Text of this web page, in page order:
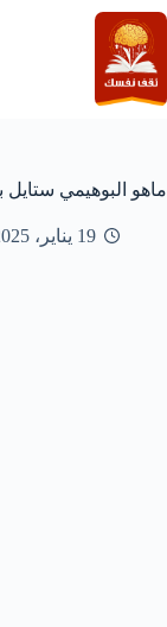
التجاوز
إلى
المحتوى
ماهو البوهيمي ستايل
19 يناير، 2025